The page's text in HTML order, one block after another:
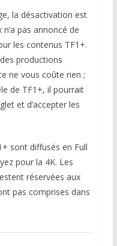
la désactivation est
pas annoncé de
les contenus TF1+.
productions
ne vous coûte rien ;
de TF1+, il pourrait
et d’accepter les
sont diffusés en Full
pour la 4K. Les
réservées aux
pas comprises dans